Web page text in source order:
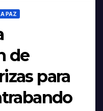
PAZ
de
para